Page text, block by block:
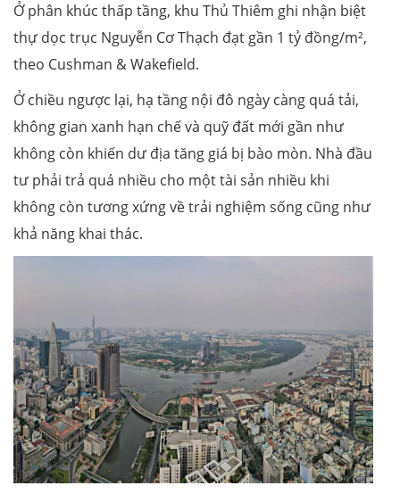
Ở phân khúc thấp tầng, khu Thủ Thiêm ghi nhận biệt
thự dọc trục Nguyễn Cơ Thạch đạt gần 1 tỷ đồng/m²,
theo Cushman & Wakefield.
Ở chiều ngược lại, hạ tầng nội đô ngày càng quá tải,
không gian xanh hạn chế và quỹ đất mới gần như
không còn khiến dư địa tăng giá bị bào mòn. Nhà đầu
tư phải trả quá nhiều cho một tài sản nhiều khi
không còn tương xứng về trải nghiệm sống cũng như
khả năng khai thác.